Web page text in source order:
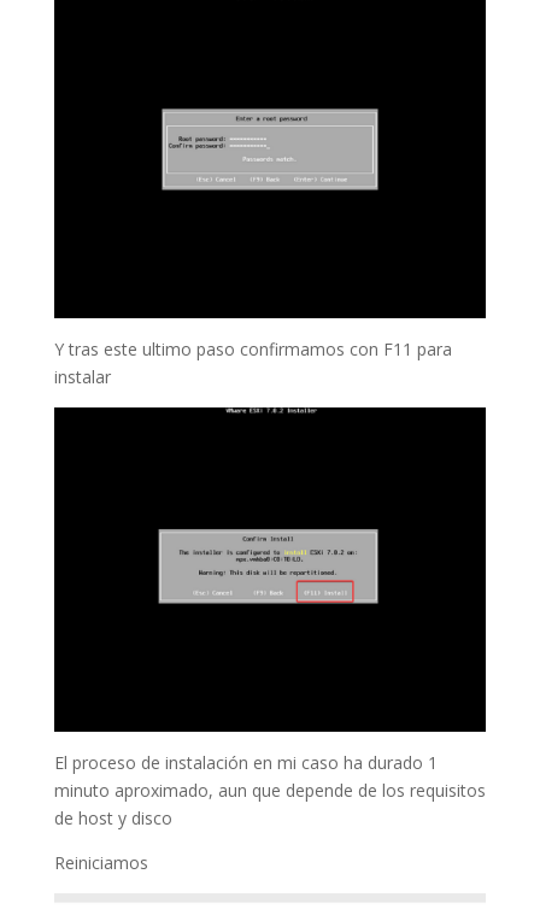
Y tras este ultimo paso confirmamos con F11 para
instalar
El proceso de instalación en mi caso ha durado 1
minuto aproximado, aun que depende de los requisitos
de host y disco
Reiniciamos